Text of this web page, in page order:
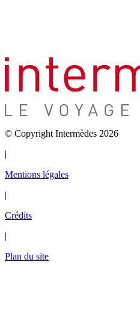
© Copyright Intermèdes 2026
|
Mentions légales
|
Crédits
|
Plan du site